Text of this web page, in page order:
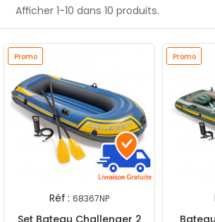
Afficher 1-10 dans 10 produits.
Promo
Réf : 68367NP
Promo